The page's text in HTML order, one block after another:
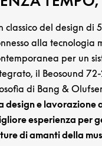
classico del design di
alla tecnologia
per un
il Beosound
di Bang &
design e lavorazione
esperienza per
di amanti della